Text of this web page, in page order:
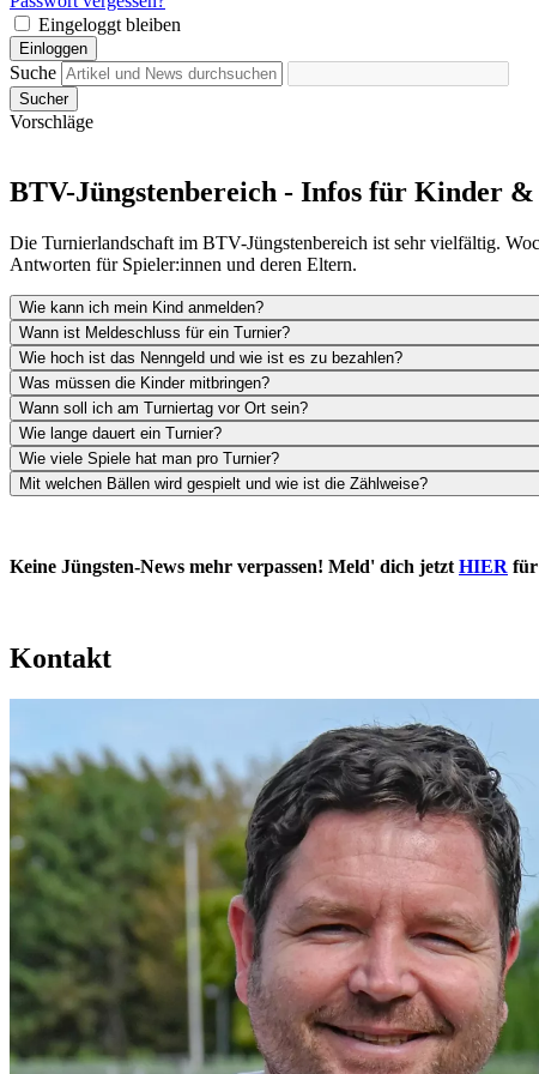
Eingeloggt bleiben
Einloggen
Suche
Sucher
Vorschläge
BTV-Jüngstenbereich - Infos für Kinder
Die Turnierlandschaft im BTV-Jüngstenbereich ist sehr vielfältig.
Antworten für Spieler:innen und deren Eltern.
Wie kann ich mein Kind anmelden?
Wann ist Meldeschluss für ein Turnier?
Wie hoch ist das Nenngeld und wie ist es zu bezahlen?
Was müssen die Kinder mitbringen?
Wann soll ich am Turniertag vor Ort sein?
Wie lange dauert ein Turnier?
Wie viele Spiele hat man pro Turnier?
Mit welchen Bällen wird gespielt und wie ist die Zählweise?
Keine Jüngsten-News mehr verpassen! Meld' dich jetzt HIER für
Kontakt